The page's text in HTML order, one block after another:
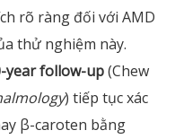
rõ ràng đối với AMD
thử nghiệm này.
year follow-up(Chew
) tiếp tục xác
β-caroten bằng